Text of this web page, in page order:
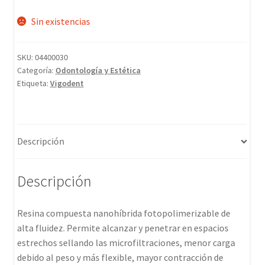
Sin existencias
SKU: 04400030
Categoría: Odontología y Estética
Etiqueta: Vigodent
Descripción
Descripción
Resina compuesta nanohíbrida fotopolimerizable de
alta fluidez. Permite alcanzar y penetrar en espacios
estrechos sellando las microfiltraciones, menor carga
debido al peso y más flexible, mayor contracción de